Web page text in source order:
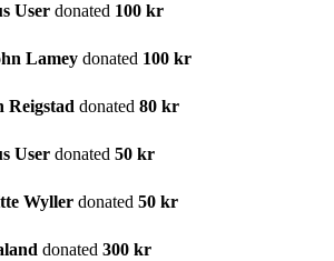
User donated 100 kr
Lamey donated 100 kr
Reigstad donated 80 kr
User donated 50 kr
Wyller donated 50 kr
donated 300 kr